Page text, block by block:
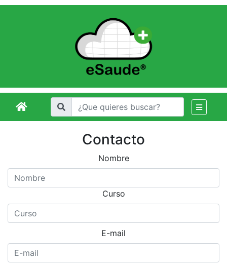
Contacto
Nombre
Curso
E-mail